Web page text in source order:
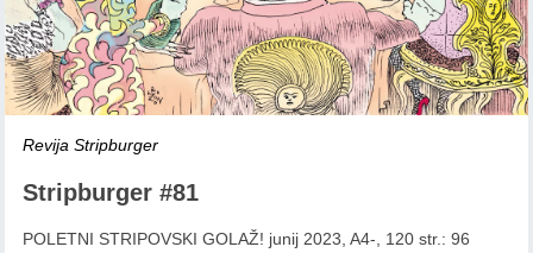
Revija Stripburger
Stripburger #81
POLETNI STRIPOVSKI GOLAŽ! junij 2023, A4-, 120 str.: 96